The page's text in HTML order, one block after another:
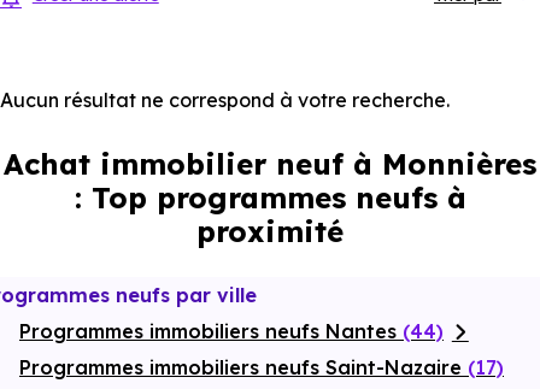
Investir
Actualités
Financer
avantages du neuf :PTZ, TVA réduitedans certains cas,
énergétiques, garanties constructeur, etc.
Aucun résultat ne correspond à votre recherche.
Achat immobilier neuf à Monnières
: Top programmes neufs à
proximité
neufs par ville
Programmes immobiliers neufs Nantes (44)
Programmes immobiliers neufs Saint-Nazaire (17)